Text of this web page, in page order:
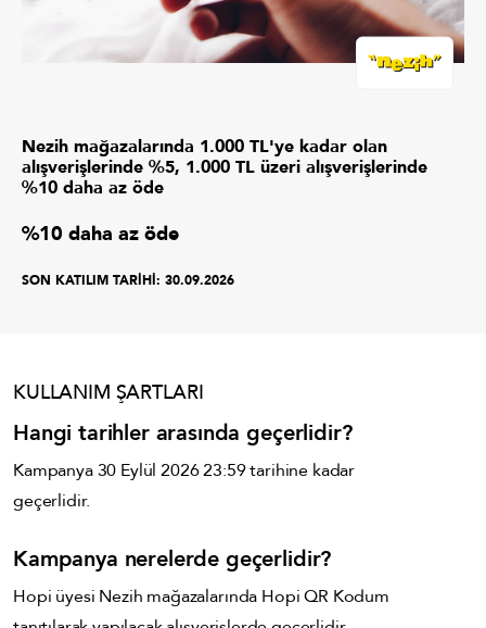
Nezih mağazalarında 1.000 TL'ye kadar olan
alışverişlerinde %5, 1.000 TL üzeri alışverişlerinde
%10 daha az öde
%10 daha az öde
SON KATILIM TARİHİ: 30.09.2026
KULLANIM ŞARTLARI
Hangi tarihler arasında geçerlidir?
Kampanya 30 Eylül 2026 23:59 tarihine kadar
geçerlidir.
Kampanya nerelerde geçerlidir?
Hopi üyesi Nezih mağazalarında Hopi QR Kodum